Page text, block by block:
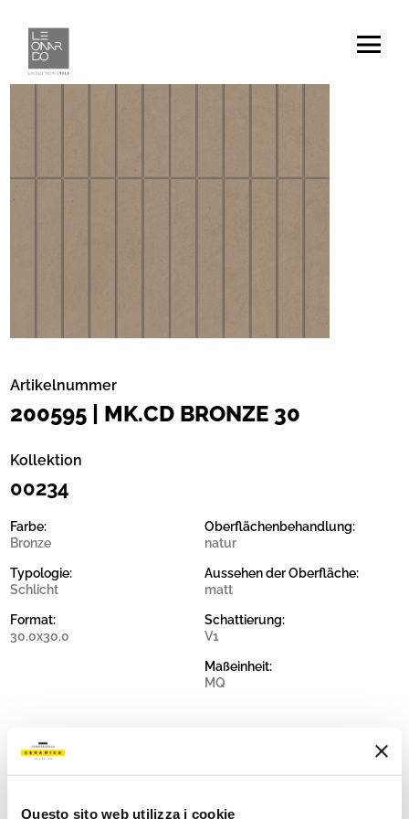
Questo sito web utilizza i cookie
Artikelnummer
200595 | MK.CD BRONZE 30
Kollektion
00234
Farbe:
Bronze
Typologie:
Schlicht
Format:
30.0x30.0
Oberflächenbehandlung:
natur
Aussehen der Oberfläche:
matt
Schattierung:
V1
Maßeinheit:
MQ